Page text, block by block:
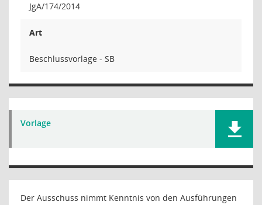
JgA/174/2014
Art
Beschlussvorlage - SB
Vorlage
Der Ausschuss nimmt Kenntnis von den Ausführungen